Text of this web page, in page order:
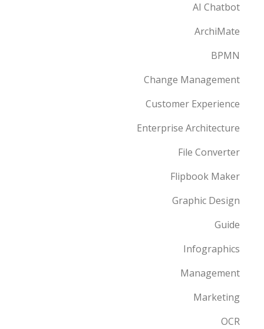
AI Chatbot
ArchiMate
BPMN
Change Management
Customer Experience
Enterprise Architecture
File Converter
Flipbook Maker
Graphic Design
Guide
Infographics
Management
Marketing
OCR